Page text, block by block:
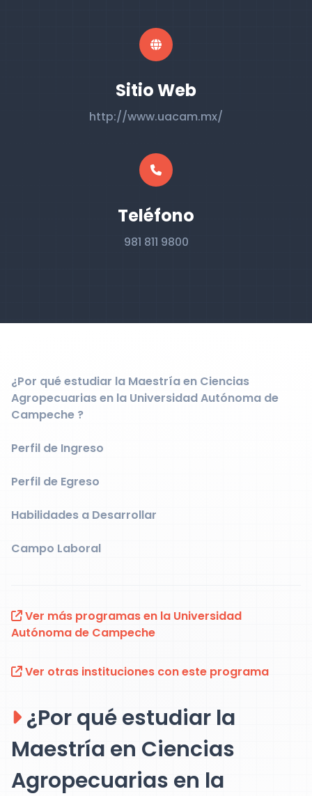
Sitio Web
http://www.uacam.mx/
Teléfono
981 811 9800
¿Por qué estudiar la Maestría en Ciencias
Agropecuarias en la Universidad Autónoma de
Campeche ?
Perfil de Ingreso
Perfil de Egreso
Habilidades a Desarrollar
Campo Laboral
Ver más programas en la Universidad
Autónoma de Campeche
Ver otras instituciones con este programa
¿Por qué estudiar la
Maestría en Ciencias
Agropecuarias en la